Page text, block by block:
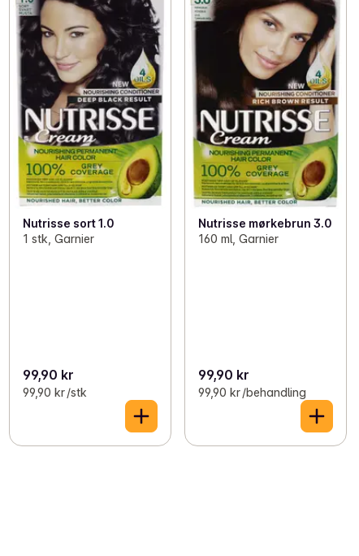
Nutrisse sort 1.0
1 stk, Garnier
99,90 kr
99,90 kr /stk
Nutrisse mørkebrun 3.0
160 ml, Garnier
99,90 kr
99,90 kr /behandling